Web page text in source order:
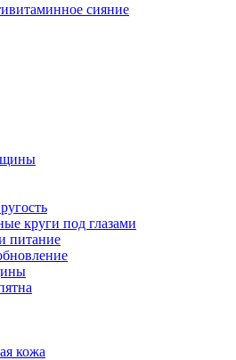
сияние
круги под глазами
питание
кожа